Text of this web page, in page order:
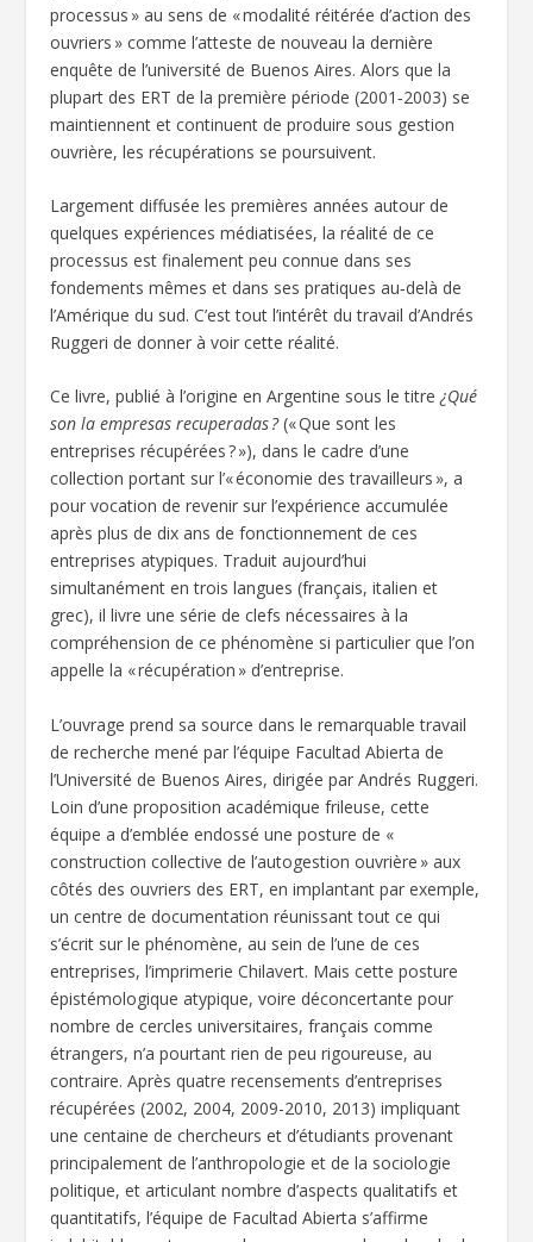
processus » au sens de « modalité réitérée d’action des
ouvriers » comme l’atteste de nouveau la dernière
enquête de l’université de Buenos Aires. Alors que la
plupart des ERT de la première période (2001‑2003) se
maintiennent et continuent de produire sous gestion
ouvrière, les récupérations se poursuivent.
Largement diffusée les premières années autour de
quelques expériences médiatisées, la réalité de ce
processus est finalement peu connue dans ses
fondements mêmes et dans ses pratiques au‑delà de
l’Amérique du sud. C’est tout l’intérêt du travail d’Andrés
Ruggeri de donner à voir cette réalité.
Ce livre, publié à l’origine en Argentine sous le titre¿Qué
son la empresas recuperadas ?(« Que sont les
entreprises récupérées ? »), dans le cadre d’une
collection portant sur l’« économie des travailleurs », a
pour vocation de revenir sur l’expérience accumulée
après plus de dix ans de fonctionnement de ces
entreprises atypiques. Traduit aujourd’hui
simultanément en trois langues (français, italien et
grec), il livre une série de clefs nécessaires à la
compréhension de ce phénomène si particulier que l’on
appelle la « récupération » d’entreprise.
L’ouvrage prend sa source dans le remarquable travail
de recherche mené par l’équipe Facultad Abierta de
l’Université de Buenos Aires, dirigée par Andrés Ruggeri.
Loin d’une proposition académique frileuse, cette
équipe a d’emblée endossé une posture de «
construction collective de l’autogestion ouvrière » aux
côtés des ouvriers des ERT, en implantant par exemple,
un centre de documentation réunissant tout ce qui
s’écrit sur le phénomène, au sein de l’une de ces
entreprises, l’imprimerie Chilavert. Mais cette posture
épistémologique atypique, voire déconcertante pour
nombre de cercles universitaires, français comme
étrangers, n’a pourtant rien de peu rigoureuse, au
contraire. Après quatre recensements d’entreprises
récupérées (2002, 2004, 2009-2010, 2013) impliquant
une centaine de chercheurs et d’étudiants provenant
principalement de l’anthropologie et de la sociologie
politique, et articulant nombre d’aspects qualitatifs et
quantitatifs, l’équipe de Facultad Abierta s’affirme